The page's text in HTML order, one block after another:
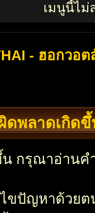
เมนูนี้ไม่
- ฮอกวอต
พลาดเกิดขึ้
กรุณาอ่านค
ขปัญหาด้วย